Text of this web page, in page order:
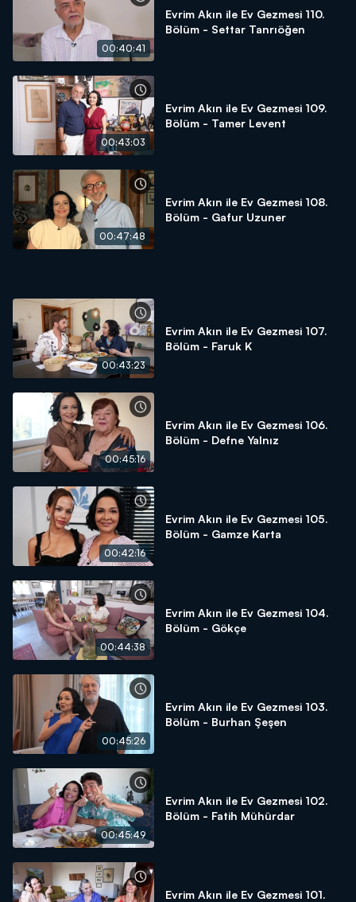
00:40:41
Evrim Akın ile Ev Gezmesi 110.
Bölüm - Settar Tanrıöğen
00:43:03
Evrim Akın ile Ev Gezmesi 109.
Bölüm - Tamer Levent
00:47:48
Evrim Akın ile Ev Gezmesi 108.
Bölüm - Gafur Uzuner
00:43:23
Evrim Akın ile Ev Gezmesi 107.
Bölüm - Faruk K
00:45:16
Evrim Akın ile Ev Gezmesi 106.
Bölüm - Defne Yalnız
00:42:16
Evrim Akın ile Ev Gezmesi 105.
Bölüm - Gamze Karta
00:44:38
Evrim Akın ile Ev Gezmesi 104.
Bölüm - Gökçe
00:45:26
Evrim Akın ile Ev Gezmesi 103.
Bölüm - Burhan Şeşen
00:45:49
Evrim Akın ile Ev Gezmesi 102.
Bölüm - Fatih Mühürdar
Evrim Akın ile Ev Gezmesi 101.